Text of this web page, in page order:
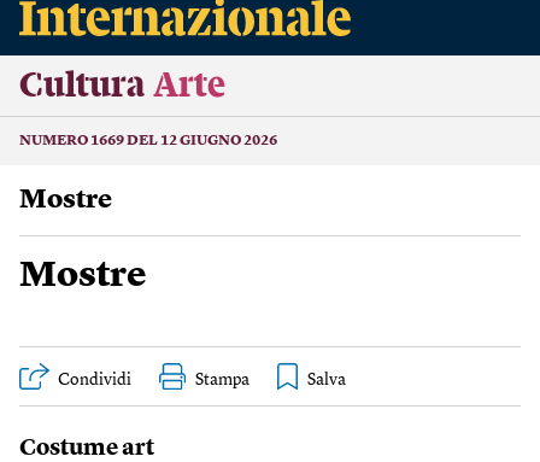
Cultura Arte
NUMERO 1669 DEL 12 GIUGNO 2026
Mostre
Mostre
Condividi Stampa
Costume art